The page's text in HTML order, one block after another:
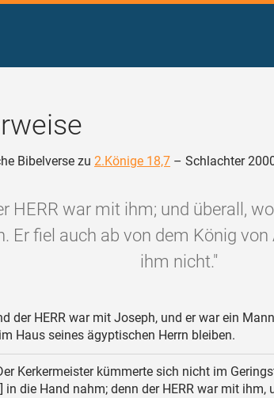
Bibelverse zu 2.Könige 18,7 – Schlachter
HERR war mit ihm; und überall,
Er fiel auch ab von dem König
ihm nicht."
der HERR war mit Joseph, und er war ein
Haus seines ägyptischen Herrn bleiben.
Kerkermeister kümmerte sich nicht im
in die Hand nahm; denn der HERR war mit ihm,